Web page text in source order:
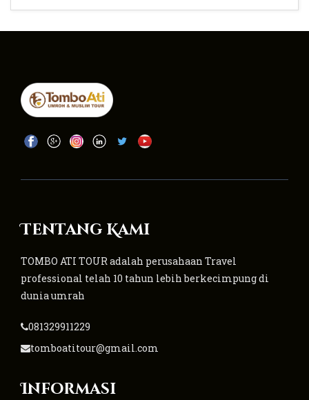
Tentang Kami
TOMBO ATI TOUR adalah perusahaan Travel
professional telah 10 tahun lebih berkecimpung di
dunia umrah
081329911229
tomboatitour@gmail.com
Informasi